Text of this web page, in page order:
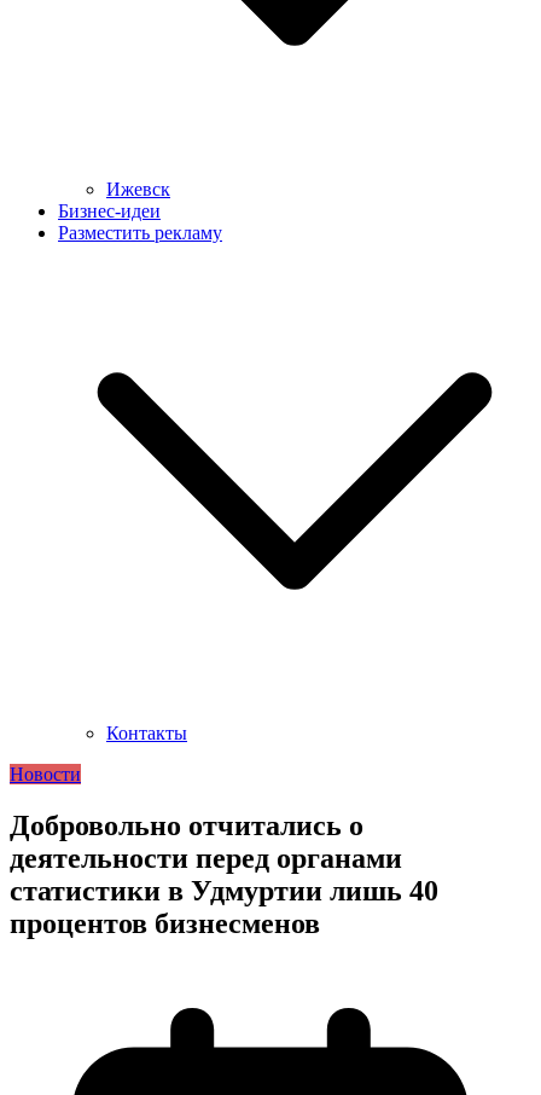
Ижевск
Бизнес-идеи
Разместить рекламу
Контакты
Новости
Добровольно отчитались о
деятельности перед органами
статистики в Удмуртии лишь 40
процентов бизнесменов